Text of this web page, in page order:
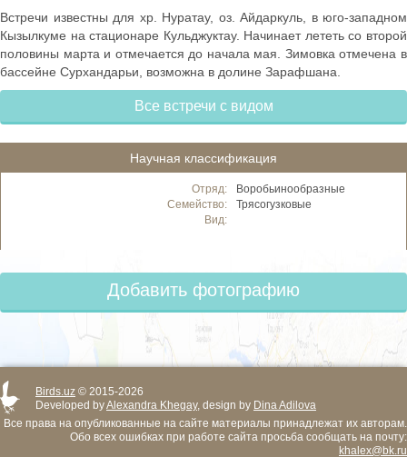
Встречи известны для хр. Нуратау, оз. Айдаркуль, в юго-западном
Кызылкуме на стационаре Кульджуктау. Начинает лететь со второй
половины марта и отмечается до начала мая. Зимовка отмечена в
бассейне Сурхандарьи, возможна в долине Зарафшана.
Все встречи с видом
Научная классификация
Отряд:
Воробьинообразные
Семейство:
Трясогузковые
Вид:
Добавить фотографию
Birds.uz © 2015-2026
Developed byAlexandra Khegay, design by Dina Adilova
Все права на опубликованные на сайте материалы принадлежат их авторам.
Обо всех ошибках при работе сайта просьба сообщать на почту:
khalex@bk.ru